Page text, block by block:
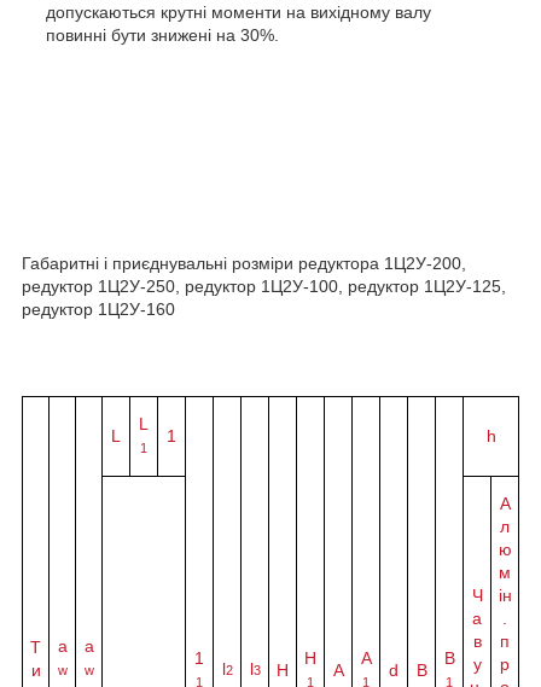
допускаються крутні моменти на вихідному валу
повинні бути знижені на 30%.
Габаритні і приєднувальні розміри редуктора 1Ц2У-200,
редуктор 1Ц2У-250, редуктор 1Ц2У-100, редуктор 1Ц2У-125,
редуктор 1Ц2У-160
Т
и
а
w
a
w
L
L
1
1
1
1
l2 l3 Н
H
1
A
A
1
d B
B
1
h
Ч
а
в
у
А
л
ю
м
ін
п
р